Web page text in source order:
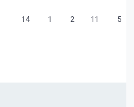
14 1 2 11 5